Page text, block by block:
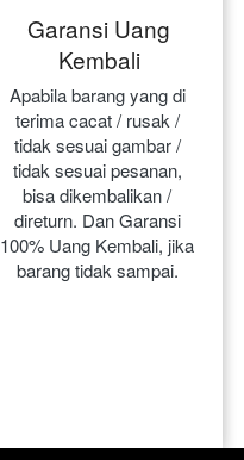
Garansi Uang
Kembali
Apabila barang yang di
terima cacat / rusak /
tidak sesuai gambar /
tidak sesuai pesanan,
bisa dikembalikan /
direturn. Dan Garansi
100% Uang Kembali, jika
barang tidak sampai.